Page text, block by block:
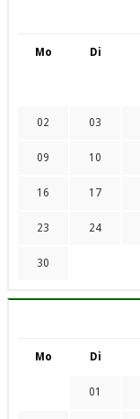
Mo Di
02 03
09 10
16 17
23 24
30
Mo Di
01